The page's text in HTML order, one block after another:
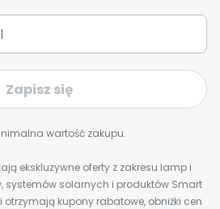
Zapisz się
wartość zakupu.
ekskluzywne oferty z zakresu lamp i
systemów solarnych i produktów Smart
kupony rabatowe, obniżki cen